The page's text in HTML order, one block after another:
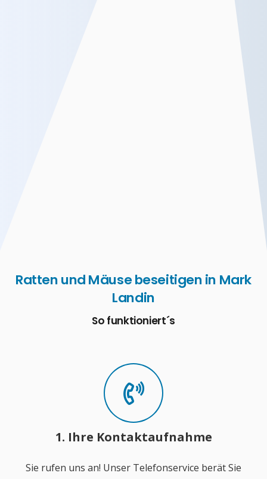
Ratten und Mäuse beseitigen in Mark
Landin
So funktioniert´s
1. Ihre Kontaktaufnahme
Sie rufen uns an! Unser Telefonservice berät Sie